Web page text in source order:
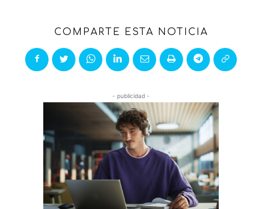
COMPARTE ESTA NOTICIA
- publicidad -